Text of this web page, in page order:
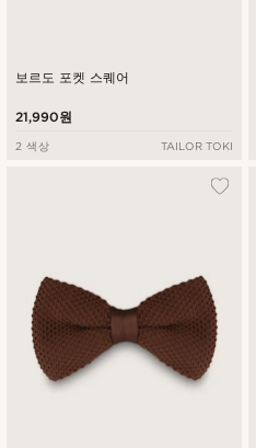
보르도 포켓 스퀘어
21,990원
2 색상 TAILOR TOKI